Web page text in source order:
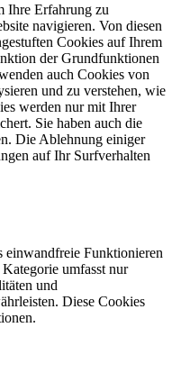
Ihre Erfahrung zu
navigieren. Von diesen
Cookies auf Ihrem
der Grundfunktionen
auch Cookies von
und zu verstehen, wie
werden nur mit Ihrer
Sie haben auch die
Die Ablehnung einiger
auf Ihr Surfverhalten
einwandfreie Funktionieren
umfasst nur
und
Diese Cookies